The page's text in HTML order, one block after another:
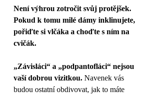
Není výhrou zotročit svůj protějšek.
Pokud k tomu milé dámy inklinujete,
pořiďte si vlčáka a choďte s ním na
cvičák.
„Závisláci“ a „podpantofláci“ nejsou
vaší dobrou vizitkou. Navenek vás
budou ostatní obdivovat, jak to máte